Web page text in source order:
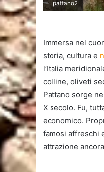
pattano2
Immersa nel
storia, cultura e
l’Italia
colline, oliveti
Pattano sorge
X secolo. Fu,
economico.
famosi affreschi
attrazione